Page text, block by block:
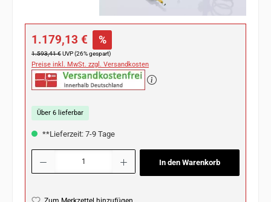
Verkaufspreis:
1.179,13 € %
Regulärer Preis:
1.593,41 €UVP (26% gespart)
Preise inkl. MwSt. zzgl. Versandkosten
Über 6 lieferbar
**Lieferzeit: 7-9 Tage
Produkt Anzahl: Gib den gewünschten Wert ein oder benutze die Schaltflächen
In den Warenkorb